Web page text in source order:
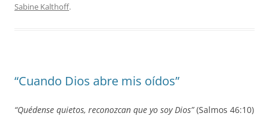
Sabine Kalthoff.
“Cuando Dios abre mis oídos”
“Quédense quietos, reconozcan que yo soy Dios”(Salmos 46:10)